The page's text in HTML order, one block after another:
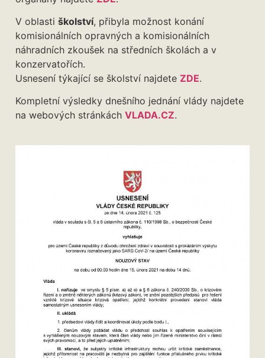
V oblasti školství, přibyla možnost konání
komisionálních opravných a komisionálních
náhradních zkoušek na středních školách a v
konzervatořích.
Usnesení týkající se školství najdete ZDE.
Kompletní výsledky dnešního jednání vlády najdete
na webových stránkách VLADA.CZ.